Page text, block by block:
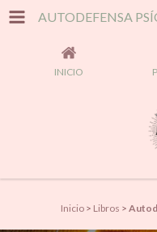
INICIO
Inicio > Libros >